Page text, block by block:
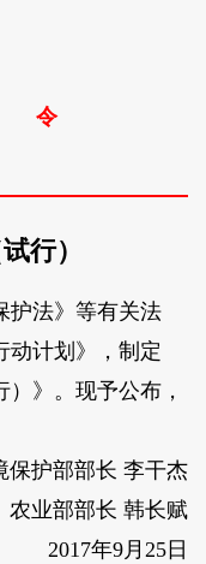
令
行）
法》等有关法
动计划》，制定
）》。现予公布，
护部部长 李干杰
部部长 韩长赋
2017年9月25日